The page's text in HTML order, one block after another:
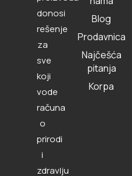
donosi
rešenje
za
sve
koji
vode
računa
o
prirodi
i
zdravlju
Blog
Prodavnica
Najčešća
pitanja
Korpa